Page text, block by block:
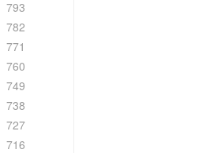
793
782
771
760
749
738
727
716